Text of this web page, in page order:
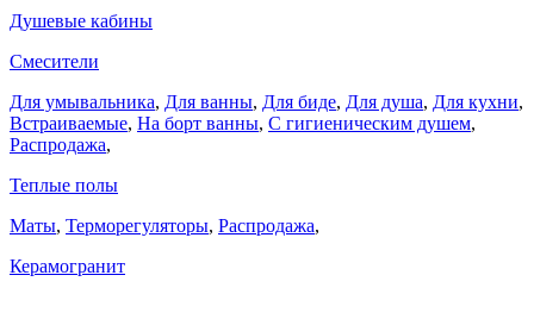
Душевые кабины
Смесители
Для умывальника, Для ванны, Для биде, Для душа, Для кухни,
Встраиваемые, На борт ванны, C гигиеническим душем,
Распродажа,
Теплые полы
Маты, Терморегуляторы, Распродажа,
Керамогранит